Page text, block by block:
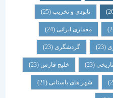
نابودی و تخریب(25)
معماری ایرانی(24)
گردشگری (23)
خلیج فارس(23)
شهر های باستانی (21)